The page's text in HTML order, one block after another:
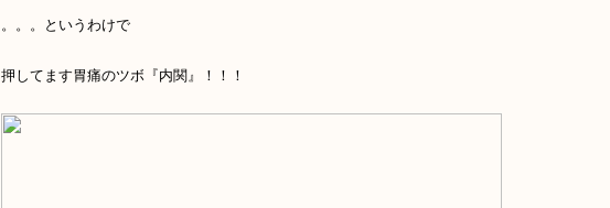
。。。というわけで
押してます胃痛のツボ『内関』！！！